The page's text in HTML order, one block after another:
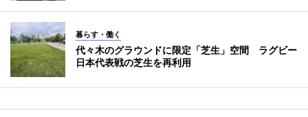
暮らす・働く
代々木のグラウンドに限定「芝生」空間 ラグビー
日本代表戦の芝生を再利用